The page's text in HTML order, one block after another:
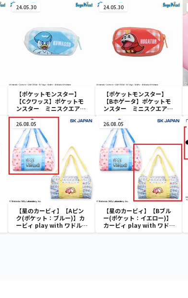
24.05.30
【ポケットモンスター】
【Cクワッス】ポケットモ
ンスター ミニスクエアポ
ーチ
24.05.30
【ポケットモンスター】
【Bホゲータ】ポケットモ
ンスター ミニスクエアポ
26.08.05
【星のカービィ】【Aピン
ク(ポケット：ブルー)】カ
ービィ play with ワドルデ
ィ ボストンバッグ
26.08.05
【星のカービィ】【Bブル
ー(ポケット：イエロー)】
カービィ play with ワドル
ディ ボストンバッグ